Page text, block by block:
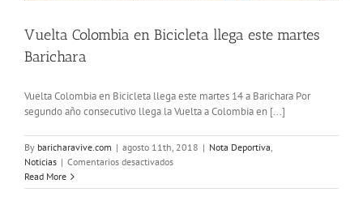
Vuelta Colombia en Bicicleta llega este martes
Barichara
Vuelta Colombia en Bicicleta llega este martes 14 a Barichara Por
segundo año consecutivo llega la Vuelta a Colombia en [...]
By baricharavive.com | agosto 11th, 2018 | Nota Deportiva,
Noticias | Comentarios desactivadosen
Colombia
Read More